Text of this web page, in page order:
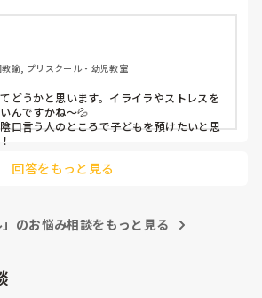
たくそ。みんなで言ってやりませ
なことを、する先生は
なと
諭, プリスクール・幼児教室
どうかと思います。イライラやストレスを
んですかね〜💦
口言う人のところで子どもを預けたいと思
回答をもっと見る
」のお悩み相談をもっと見る